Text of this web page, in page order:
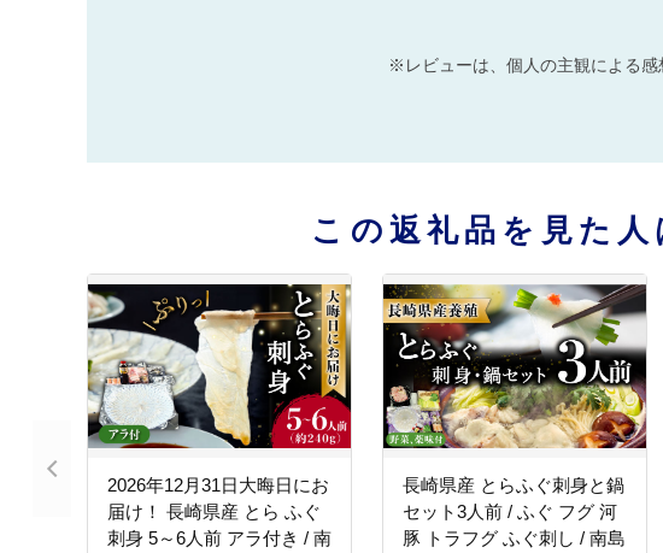
※レビューは、個人の主観による感
この返礼品を見た
2026年12月31日大晦日にお
届け！ 長崎県産 とら ふぐ
刺身 5～6人前 アラ付き / 南
長崎県産 とらふぐ刺身と鍋
セット3人前 / ふぐ フグ 河
豚 トラフグ ふぐ刺し / 南島